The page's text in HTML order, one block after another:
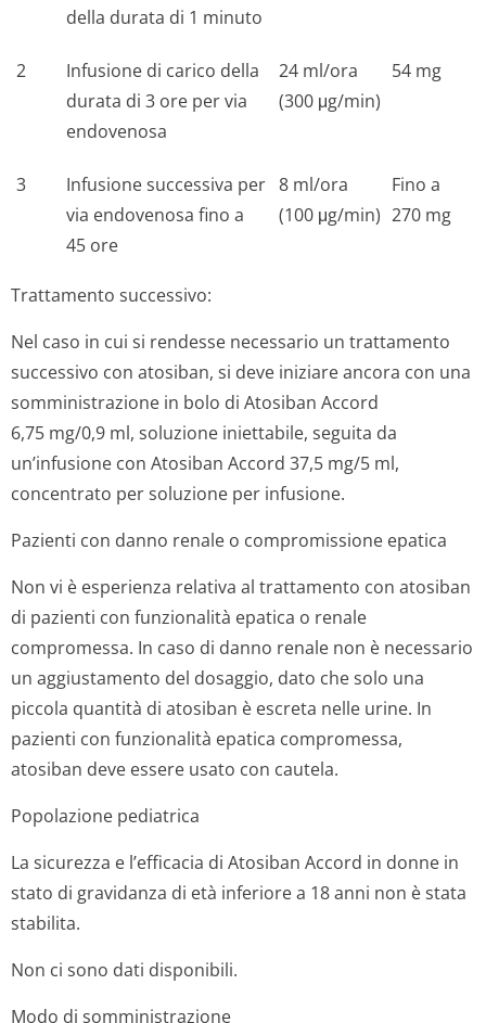
della durata di 1 minuto
2
Infusione di carico della
durata di 3 ore per via
endovenosa
24 ml/ora
(300 μg/min)
54 mg
3
Infusione successiva per
via endovenosa fino a
45 ore
8 ml/ora
(100 μg/min)
Fino a
270 mg
Trattamento successivo:
Nel caso in cui si rendesse necessario un trattamento
successivo con atosiban, si deve iniziare ancora con una
somministrazione in bolo di Atosiban Accord
6,75 mg/0,9 ml, soluzione iniettabile, seguita da
un’infusione con Atosiban Accord 37,5 mg/5 ml,
concentrato per soluzione per infusione.
Pazienti con danno renale o compromissione epatica
Non vi è esperienza relativa al trattamento con atosiban
di pazienti con funzionalità epatica o renale
compromessa. In caso di danno renale non è necessario
un aggiustamento del dosaggio, dato che solo una
piccola quantità di atosiban è escreta nelle urine. In
pazienti con funzionalità epatica compromessa,
atosiban deve essere usato con cautela.
Popolazione pediatrica
La sicurezza e l’efficacia di Atosiban Accord in donne in
stato di gravidanza di età inferiore a 18 anni non è stata
stabilita.
Non ci sono dati disponibili.
Modo di somministrazione